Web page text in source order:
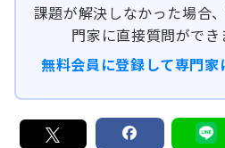
課題が解決しなかった場合
門家に直接質問ができ
無料会員に登録して専門家